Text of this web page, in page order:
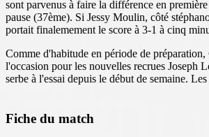
sont parvenus à faire la différence en
pause (37ème). Si Jessy Moulin, côté
portait finalemement le score à 3-1 à cinq
Comme d'habitude en période de
l'occasion pour les nouvelles recrues Joseph
serbe à l'essai depuis le début de semaine.
Fiche du match